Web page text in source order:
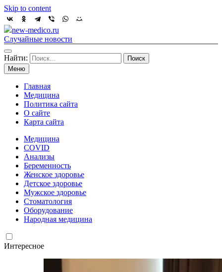
Skip to content
new-medico.ru
Случайные новости
Найти:
Меню
Главная
Медицина
Политика сайта
О сайте
Карта сайта
Медицина
COVID
Анализы
Беременность
Женское здоровье
Детское здоровье
Мужское здоровье
Стоматология
Оборудование
Народная медицина
Интересное